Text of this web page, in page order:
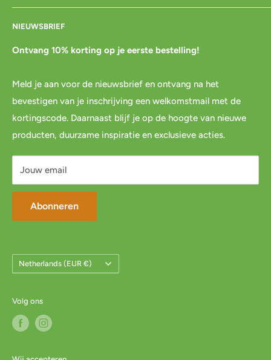
Contact
Cadeaubon
Pre-order
Blog
Links
Privacybeleid
Servicevoorwaarden
Bezorgen
Betalen
Bestellen
Spaar & verdien
Cadeau inpakservice
FAQ
Mijn account
NIEUWSBRIEF
Ontvang 10% korting op je eerste bestelling!
Meld je aan voor de nieuwsbrief en ontvang na het
bevestigen van je inschrijving een welkomstmail met de
kortingscode. Daarnaast blijf je op de hoogte van nieuwe
producten, duurzame inspiratie en exclusieve acties.
Jouw email
Abonneren
Land/Regio
Netherlands (EUR €)
Volg ons